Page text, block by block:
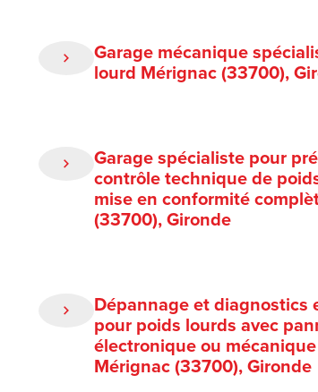
Garage mécanique
lourd Mérignac (33700),
Garage spécialiste pour
contrôle technique de
mise en conformité
(33700), Gironde
Dépannage et diagnostics
pour poids lourds avec
électronique ou
Mérignac (33700), Gironde